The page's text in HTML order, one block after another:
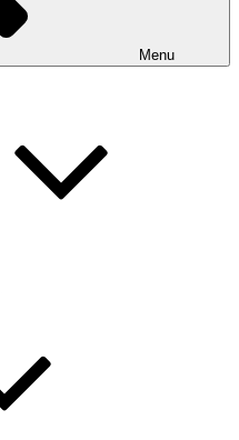
Menu